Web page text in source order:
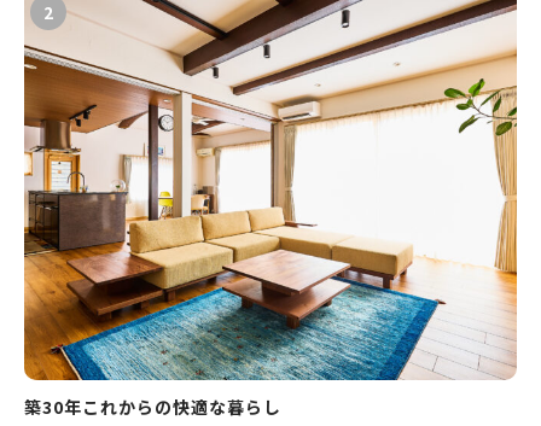
築30年これからの快適な暮らし